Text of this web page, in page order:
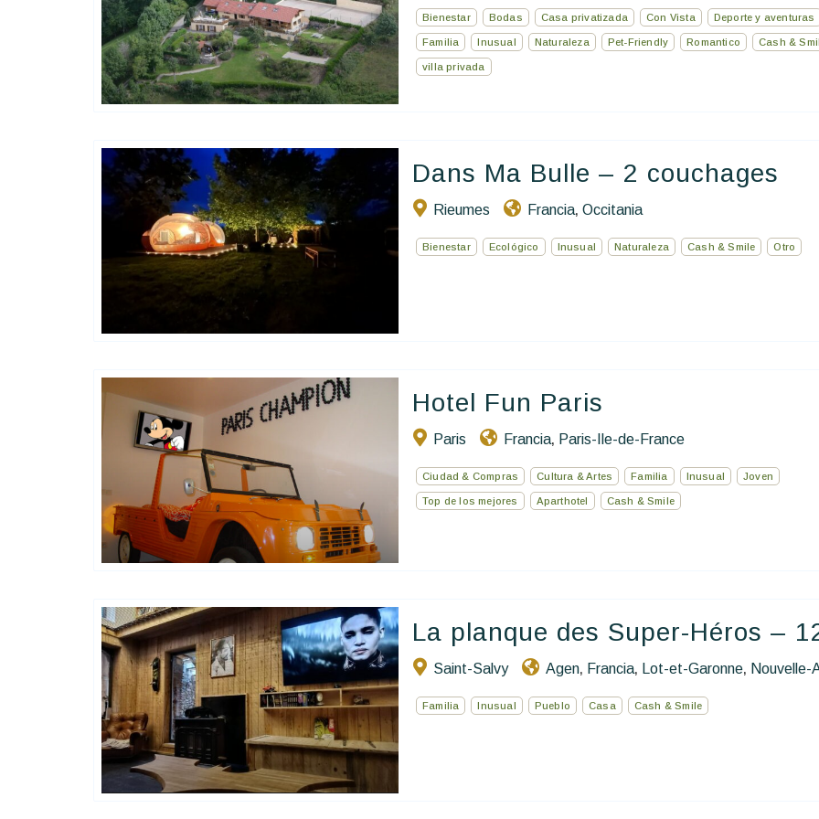
Bienestar Bodas Casa privatizada Con Vista Deporte y aventuras
Familia Inusual Naturaleza Pet-Friendly Romantico Cash &
villa privada
Dans Ma Bulle – 2 couchages
Rieumes Francia, Occitania
Bienestar Ecológico Inusual Naturaleza Cash & Smile Otro
Hôtels De Charme & De Caractère Happy House
Hotel Fun Paris
Paris Francia, Paris-Ile-de-France
Ciudad & Compras Cultura & Artes Familia Inusual Joven
Top de los mejores Aparthotel Cash & Smile
La planque des Super-Héros –
Saint-Salvy Agen, Francia, Lot-et-Garonne, Nouvelle-
Familia Inusual Pueblo Casa Cash & Smile